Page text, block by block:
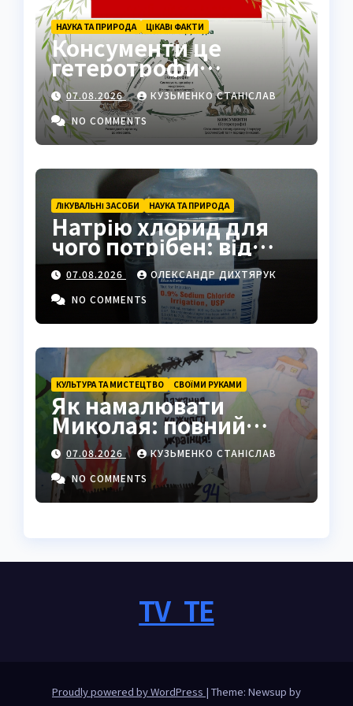
НАУКА ТА ПРИРОДА ЦІКАВІ ФАКТИ
Консументи це
гетеротрофи
екосистеми
07.08.2026
КУЗЬМЕНКО СТАНІСЛАВ
NO COMMENTS
ЛІКУВАЛЬНІ ЗАСОБИ НАУКА ТА ПРИРОДА
Натрію хлорид для
чого потрібен: від
фізрозчину до
промисловості
07.08.2026
ОЛЕКСАНДР ДИХТЯРУК
NO COMMENTS
КУЛЬТУРА ТА МИСТЕЦТВО СВОЇМИ РУКАМИ
Як намалювати
Миколая: повний
покроковий гайд з
секретами майстрів
07.08.2026
КУЗЬМЕНКО СТАНІСЛАВ
NO COMMENTS
TV_TE
Proudly powered by WordPress | Theme: Newsup by